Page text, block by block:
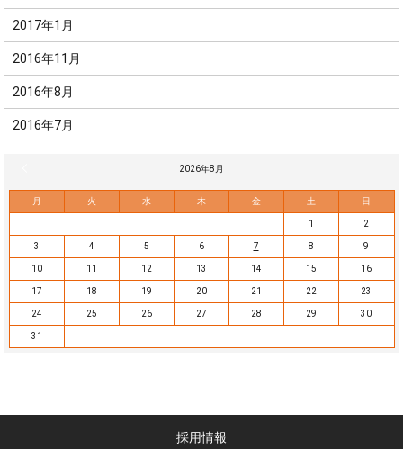
2017年1月
2016年11月
2016年8月
2016年7月
2026年8月
月 火 水 木 金 土 日
1 2
3 4 5 6 7 8 9
10 11 12 13 14 15 16
17 18 19 20 21 22 23
24 25 26 27 28 29 30
31
採用情報